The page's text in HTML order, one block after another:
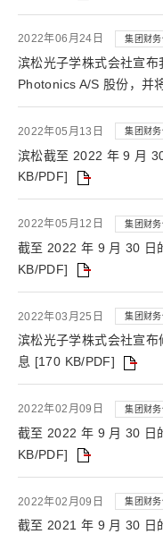
2022年06月24日 集团财务
滨松光子学株式会社宣
Photonics A/S 股份，并
2022年05月13日 集团财
滨松截至 2022 年 9 月
KB/PDF]
2022年05月12日 集团财务
截至 2022 年 9 月 30 日
KB/PDF]
2022年03月25日 集团财务
滨松光子学株式会社宣
息 [170 KB/PDF]
2022年02月09日 集团财务
截至 2022 年 9 月 30 日
KB/PDF]
2022年02月09日 集团财务
截至 2021 年 9 月 30 日